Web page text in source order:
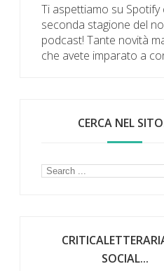
Ti aspettiamo su Spotify
seconda stagione del
podcast! Tante novità
che avete imparato a
CERCA NEL
SOCIAL...